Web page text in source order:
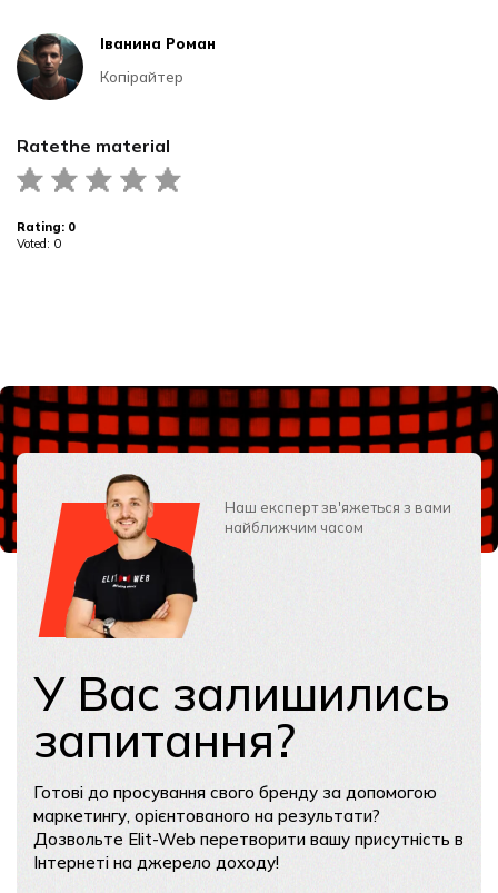
Ratethe material
Rating: 0
Voted: 0
Іванина Роман
Копірайтер
Наш експерт зв'яжеться з вами
найближчим часом
У Вас залишились
запитання?
Готові до просування свого бренду за допомогою
маркетингу, орієнтованого на результати?
Дозвольте Elit-Web перетворити вашу присутність в
Інтернеті на джерело доходу!